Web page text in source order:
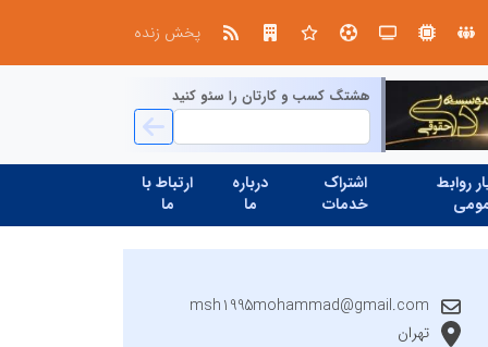
در مدیریت مدارس فردا
پخش زنده
هشتگ کسب و کارتان را سئو کنید
روابط
اشتراک
خدمات
درباره
ما
ارتباط با
ما
تهران